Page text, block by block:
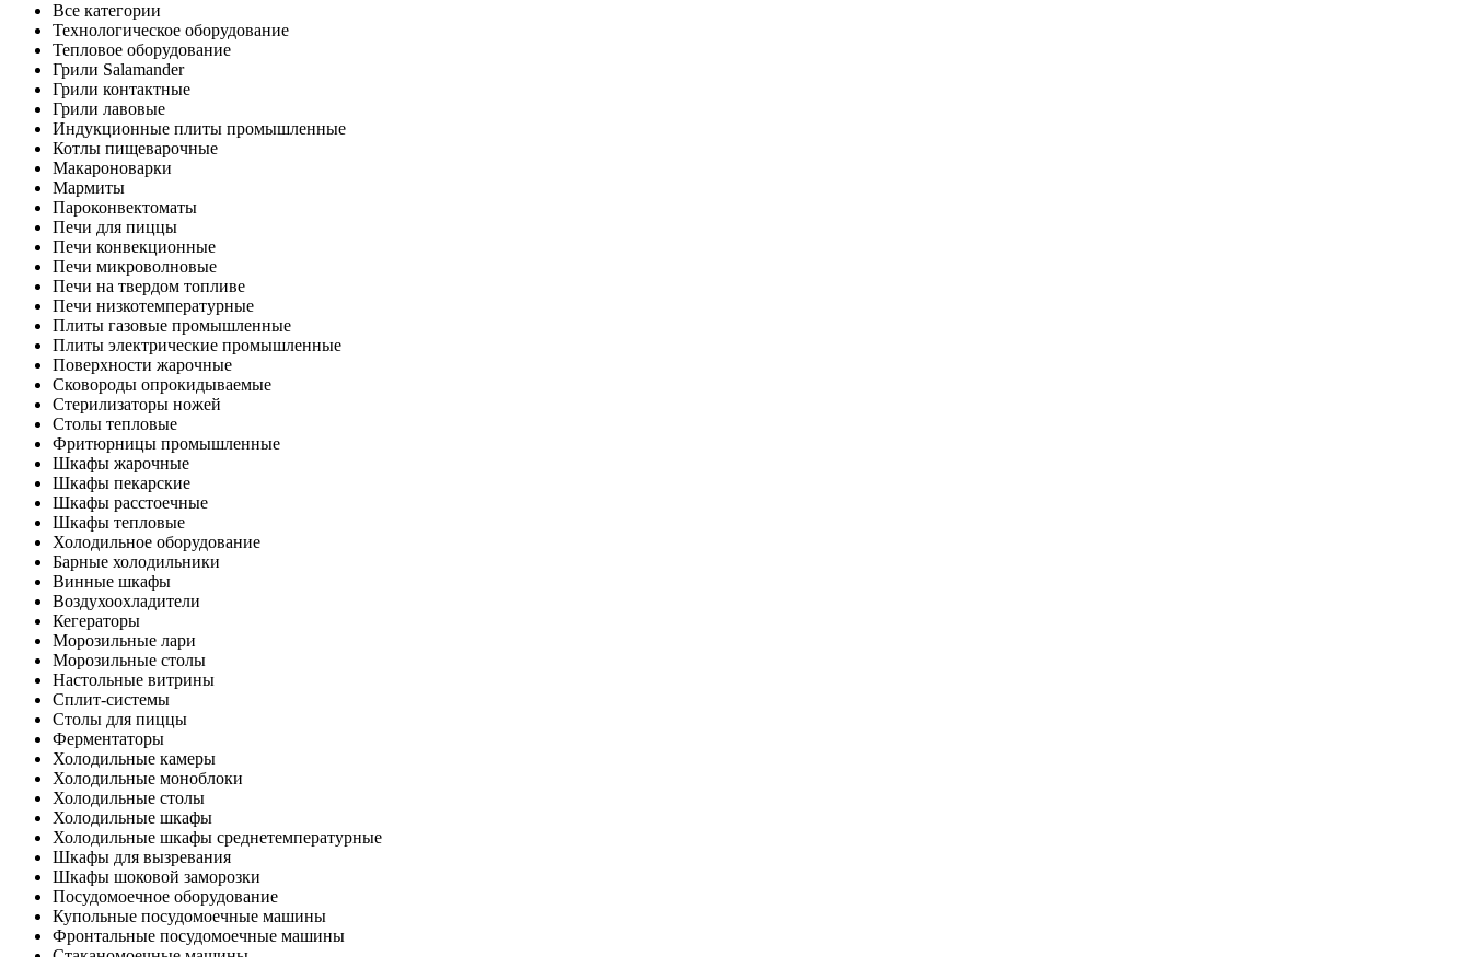
Все категории
Технологическое оборудование
Тепловое оборудование
Грили Salamander
Грили контактные
Грили лавовые
Индукционные плиты промышленные
Котлы пищеварочные
Макароноварки
Мармиты
Пароконвектоматы
Печи для пиццы
Печи конвекционные
Печи микроволновые
Печи на твердом топливе
Печи низкотемпературные
Плиты газовые промышленные
Плиты электрические промышленные
Поверхности жарочные
Сковороды опрокидываемые
Стерилизаторы ножей
Столы тепловые
Фритюрницы промышленные
Шкафы жарочные
Шкафы пекарские
Шкафы расстоечные
Шкафы тепловые
Холодильное оборудование
Барные холодильники
Винные шкафы
Воздухоохладители
Кегераторы
Морозильные лари
Морозильные столы
Настольные витрины
Сплит-системы
Столы для пиццы
Ферментаторы
Холодильные камеры
Холодильные моноблоки
Холодильные столы
Холодильные шкафы
Холодильные шкафы среднетемпературные
Шкафы для вызревания
Шкафы шоковой заморозки
Посудомоечное оборудование
Купольные посудомоечные машины
Фронтальные посудомоечные машины